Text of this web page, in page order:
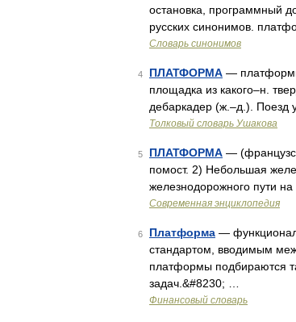
остановка, программный
русских синонимов.
Словарь синонимов
4 ПЛАТФОРМА —
площадка из какого–н.
дебаркадер (ж.–д.).
Толковый словарь Ушакова
5 ПЛАТФОРМА —
помост. 2) Небольшая
железнодорожного пути
Современная энциклопедия
6 Платформа —
стандартом, вводимым
платформы подбираются
задач.&#8230; …
Финансовый словарь